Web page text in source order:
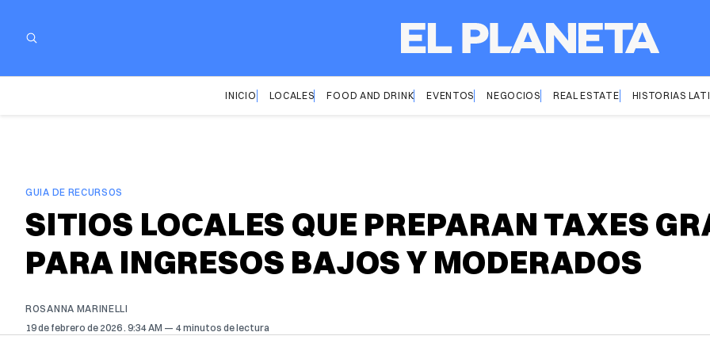
INICIO LOCALES FOOD AND DRINK EVENTOS NEGOCIOS REAL ESTATE HISTORIAS
GUIA DE RECURSOS
SITIOS LOCALES QUE PREPARAN TAXES
PARA INGRESOS BAJOS Y MODERADOS
ROSANNA MARINELLI
19 de febrero de 2026 . 9:34 AM 4 minutos de lectura